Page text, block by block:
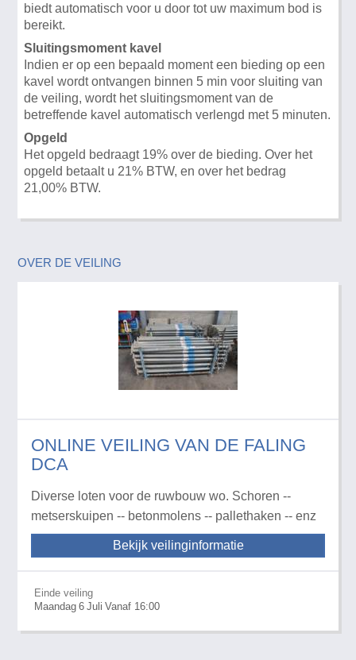
biedt automatisch voor u door tot uw maximum bod is
bereikt.
Sluitingsmoment kavel
Indien er op een bepaald moment een bieding op een
kavel wordt ontvangen binnen 5 min voor sluiting van
de veiling, wordt het sluitingsmoment van de
betreffende kavel automatisch verlengd met 5 minuten.
Opgeld
Het opgeld bedraagt 19% over de bieding. Over het
opgeld betaalt u 21% BTW, en over het bedrag
21,00% BTW.
OVER DE VEILING
ONLINE VEILING VAN DE FALING
DCA
Diverse loten voor de ruwbouw wo. Schoren --
metserskuipen -- betonmolens -- pallethaken -- enz
Bekijk veilinginformatie
Einde veiling
Maandag 6 Juli Vanaf 16:00